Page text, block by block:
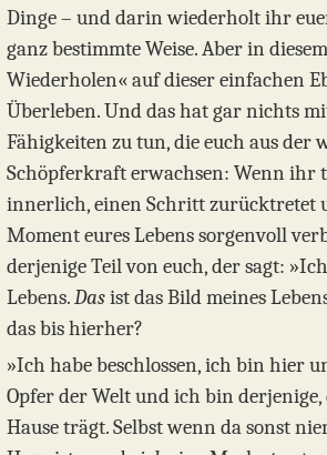
Dinge – und darin wiederholt ihr
ganz bestimmte Weise. Aber in
Wiederholen« auf dieser einfachen
Überleben. Und das hat gar nichts
Fähigkeiten zu tun, die euch aus der
Schöpferkraft erwachsen: Wenn ihr
innerlich, einen Schritt zurücktretet
Moment eures Lebens sorgenvoll
derjenige Teil von euch, der sagt:
Lebens.Dasist das Bild meines
das bis hierher?
»Ich habe beschlossen, ich bin hier
Opfer der Welt und ich bin derjenige,
Hause trägt. Selbst wenn da sonst